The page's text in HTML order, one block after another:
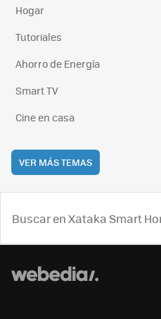
Hogar
Tutoriales
Ahorro de Energía
Smart TV
Cine en casa
VER MÁS TEMAS